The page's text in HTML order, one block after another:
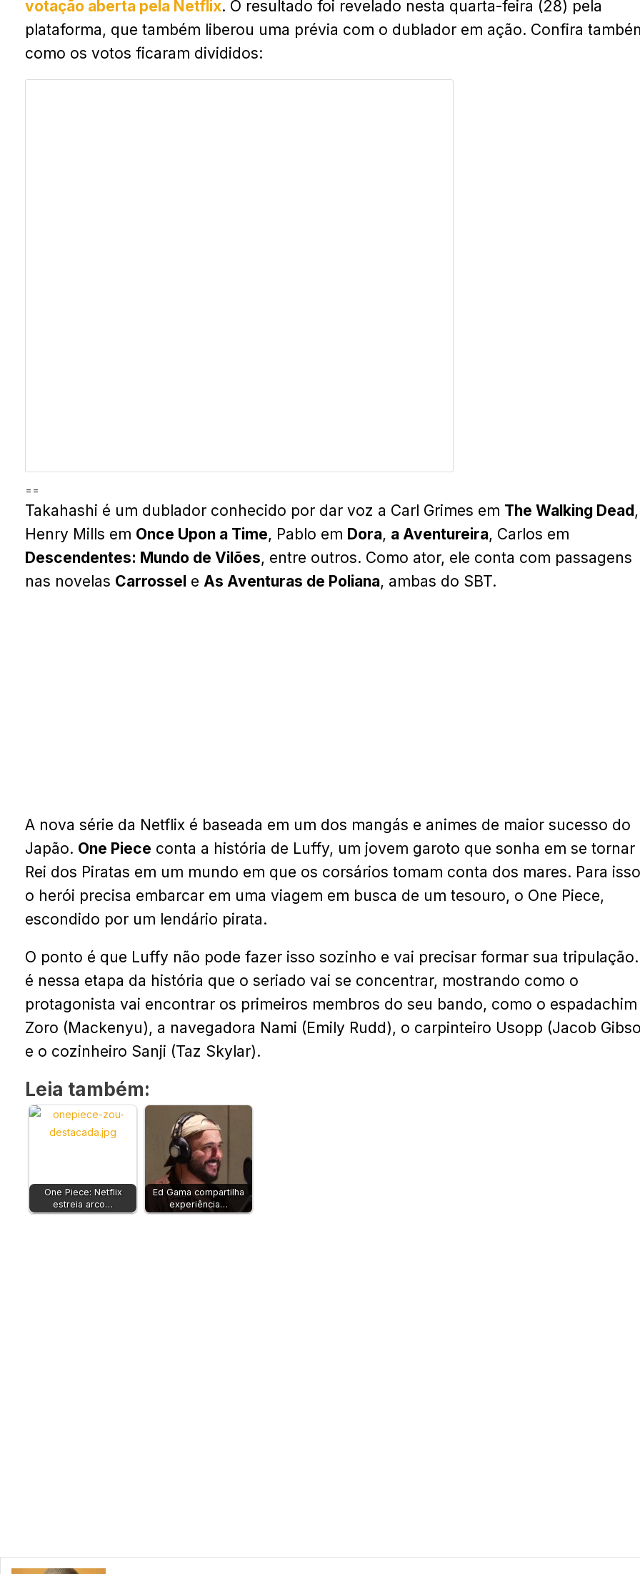
votação aberta pela Netflix. O resultado foi revelado nesta quarta-feira (28) pela
plataforma, que também liberou uma prévia com o dublador em ação. Confira
como os votos ficaram divididos:
==
Takahashi é um dublador conhecido por dar voz a Carl Grimes em The Walking Dead,
Henry Mills em Once Upon a Time, Pablo em Dora, a Aventureira, Carlos em
Descendentes: Mundo de Vilões, entre outros. Como ator, ele conta com passagens
nas novelas Carrossel e As Aventuras de Poliana, ambas do SBT.
A nova série da Netflix é baseada em um dos mangás e animes de maior sucesso do
Japão. One Piece conta a história de Luffy, um jovem garoto que sonha em se tornar
Rei dos Piratas em um mundo em que os corsários tomam conta dos mares. Para
o herói precisa embarcar em uma viagem em busca de um tesouro, o One Piece,
escondido por um lendário pirata.
O ponto é que Luffy não pode fazer isso sozinho e vai precisar formar sua
é nessa etapa da história que o seriado vai se concentrar, mostrando como o
protagonista vai encontrar os primeiros membros do seu bando, como o espadachim
Zoro (Mackenyu), a navegadora Nami (Emily Rudd), o carpinteiro Usopp (Jacob
e o cozinheiro Sanji (Taz Skylar).
Leia também:
One Piece: Netflix
estreia arco…
Ed Gama compartilha
experiência…